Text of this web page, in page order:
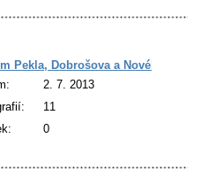
Pekla, Dobrošova a Nového Hrádku
2. 7. 2013
11
0